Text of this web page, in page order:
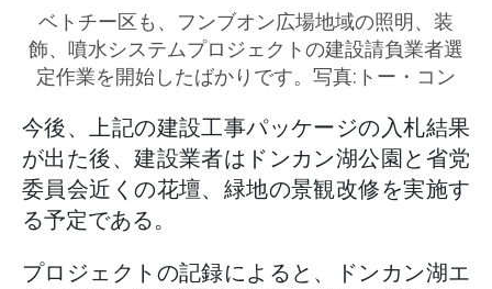
ベトチー区も、フンブオン広場地域の照明、装
飾、噴水システムプロジェクトの建設請負業者選
定作業を開始したばかりです。写真:トー・コン
今後、上記の建設工事パッケージの入札結果
が出た後、建設業者はドンカン湖公園と省党
委員会近くの花壇、緑地の景観改修を実施す
る予定である。
プロジェクトの記録によると、ドンカン湖エ